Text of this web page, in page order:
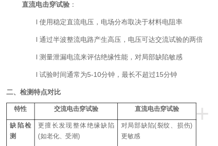
直流电击穿试验 ：
l使用稳定直流电压，电场分布取决于材料电阻率
l通过半波整流电路产生高压，电压可达交流试验的两倍
l测量泄漏电流来评估绝缘性能，对局部缺陷敏感
l试验时间通常为5-10分钟，最长不超过15分钟
二、检测特点对比
+
特性 交流电击穿试验 直流电击穿试验
缺陷检
测
更擅长发现整体绝缘缺陷
(如老化、受潮)
对局部缺陷(裂纹、损伤)
更敏感